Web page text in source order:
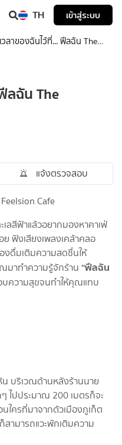
TH เข้าสู่ระบบ
วลาของฉันไว้ที่... ฟีลฉัน The
ลฉัน The
แจ้งตรวจสอบ
ลสีฟ้าแล้วอยากมองหาคาเฟ่
ฟังเสียงเพลงเคล้าคลอ
ดื่มเติมความสดชื่นให้
ณมาทำความรู้จักร้าน “ฟีลฉัน
ความสุขจนทำให้คุณแทบ
น บริเวณด้านหลังร้านนาย
ไปประมาณ 200 เมตรก็จะ
ใครที่มาจากตัวเมืองภูเก็ต
สามารถแวะพักเติมความ